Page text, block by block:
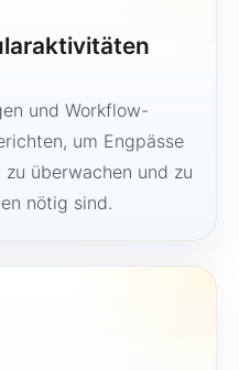
und Workflow-
um Engpässe
überwachen und zu
nötig sind.